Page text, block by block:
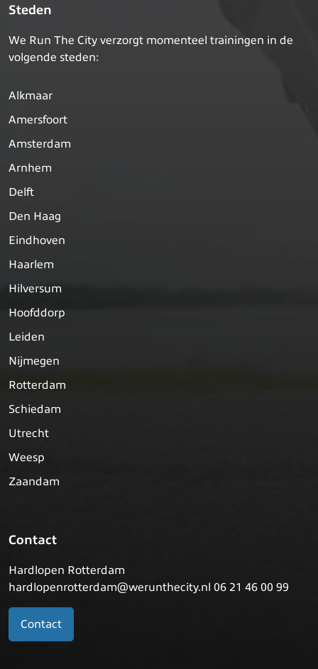
Steden
We Run The City verzorgt momenteel trainingen in de
volgende steden:
Alkmaar
Amersfoort
Amsterdam
Arnhem
Delft
Den Haag
Eindhoven
Haarlem
Hilversum
Hoofddorp
Leiden
Nijmegen
Rotterdam
Schiedam
Utrecht
Weesp
Zaandam
Contact
Hardlopen Rotterdam
hardlopenrotterdam@werunthecity.nl 06 21 46 00 99
Contact